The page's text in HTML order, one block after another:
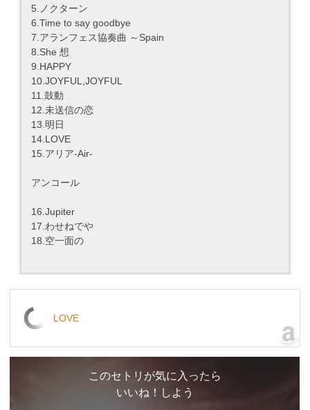
5.ノクターン
6.Time to say goodbye
7.アランフェス協奏曲 ～Spain
8.She 想
9.HAPPY
10.JOYFUL,JOYFUL
11.鼓動
12.未送信の恋
13.明日
14.LOVE
15.アリア-Air-
アンコール
16.Jupiter
17.わせねでや
18.空一面の
LOVE
このセトリが気に入ったら
いいね！しよう